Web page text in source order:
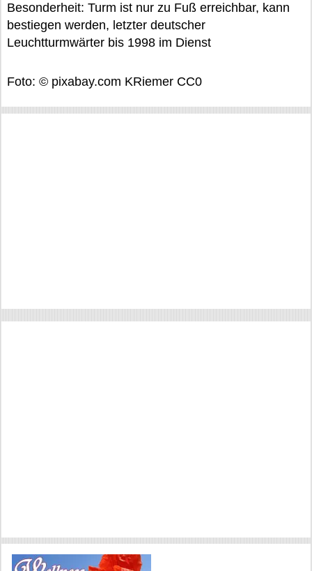
Besonderheit: Turm ist nur zu Fuß erreichbar, kann
bestiegen werden, letzter deutscher
Leuchtturmwärter bis 1998 im Dienst
Foto: © pixabay.com KRiemer CC0